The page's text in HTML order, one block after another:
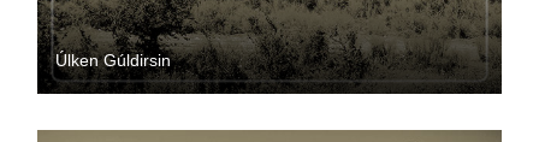
Úlken Gúldirsin